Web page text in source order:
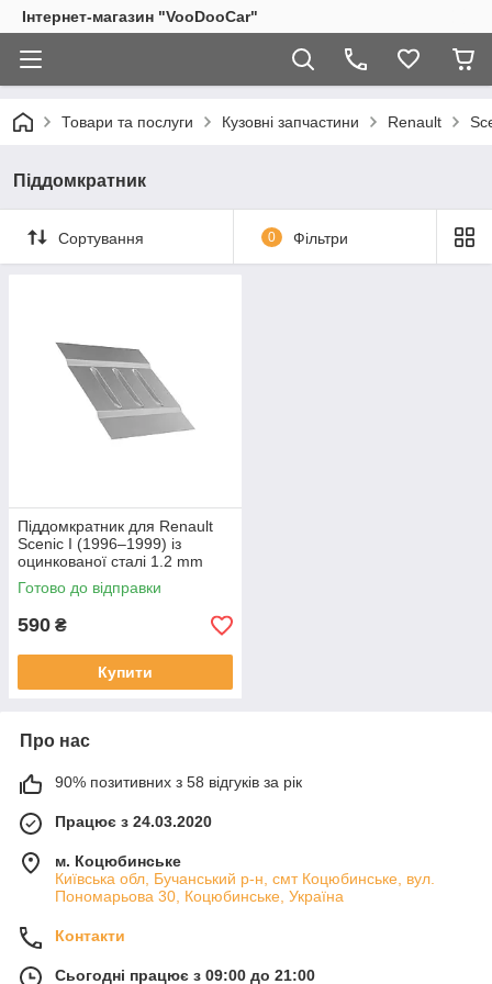
Інтернет-магазин "VooDooCar"
Товари та послуги Кузовні запчастини Renault
Піддомкратник
Сортування 0 Фільтри
Піддомкратник для Renault
Scenic I (1996–1999) із
оцинкованої сталі 1.2 mm
для зміцнення порогів
Готово до відправки
590 ₴
Купити
Про нас
90% позитивних з 58 відгуків за рік
Працює з 24.03.2020
м. Коцюбинське
Київська обл, Бучанський р-н, смт Коцюбинське, вул.
Пономарьова 30, Коцюбинське, Україна
Контакти
Сьогодні працює з 09:00 до 21:00